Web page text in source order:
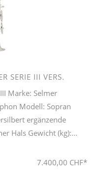
SERIE III VERS.
Marke: Selmer
Modell: Sopran
ergänzende
Hals Gewicht (kg):...
7.400,00 CHF*